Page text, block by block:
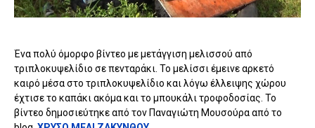
Ένα πολύ όμορφο βίντεο με μετάγγιση μελισσού από
τριπλοκυψελίδιο σε πενταράκι. Το μελίσσι έμεινε αρκετό
καιρό μέσα στο τριπλοκυψελίδιο και λόγω έλλειψης χώρου
έχτισε το καπάκι ακόμα και το μπουκάλι τροφοδοσίας. Το
βίντεο δημοσιεύτηκε από τον Παναγιώτη Μουσούρα από το